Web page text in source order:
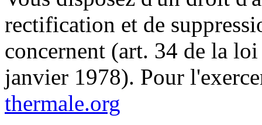
rectification et de
concernent (art. 34 de la
janvier 1978). Pour
thermale.org